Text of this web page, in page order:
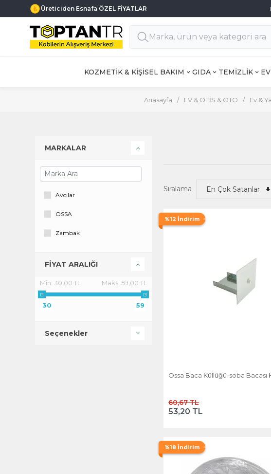
Üreticiden Esnafa ÖZEL FİYATLAR
KOZMETİK & KİŞİSEL BAKIM GIDA TEMİZLİK
Anasayfa / EV & OFİS & OTO / Ev &
Sıralama
%12 İndirim
Ossa Baca Küllüğü-soba Bacası
60,67 TL
53,20 TL
%18 İndirim
MARKALAR
Avcılar
OSSA
Zambak
FİYAT ARALIĞI
Min: 30,00 TL Maks: 59,00 TL
30 59
Seçenekler